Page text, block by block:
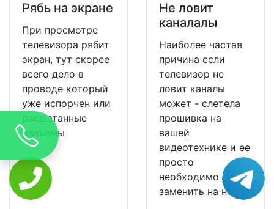
Рябь на экране
При просмотре
телевизора рябит
экран, тут скорее
всего дело в
проводе который
уже испорчен или
расшатанные
разъемы
Не ловит
каналалы
Наиболее частая
причина если
телевизор не
ловит каналы
может - слетела
прошивка на
вашей
видеотехнике и ее
просто
необходимо
заменить на новую